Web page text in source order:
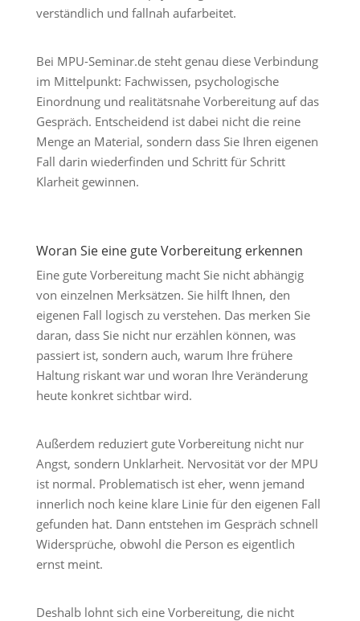
verständlich und fallnah aufarbeitet.
Bei MPU-Seminar.de steht genau diese Verbindung
im Mittelpunkt: Fachwissen, psychologische
Einordnung und realitätsnahe Vorbereitung auf das
Gespräch. Entscheidend ist dabei nicht die reine
Menge an Material, sondern dass Sie Ihren eigenen
Fall darin wiederfinden und Schritt für Schritt
Klarheit gewinnen.
Woran Sie eine gute Vorbereitung erkennen
Eine gute Vorbereitung macht Sie nicht abhängig
von einzelnen Merksätzen. Sie hilft Ihnen, den
eigenen Fall logisch zu verstehen. Das merken Sie
daran, dass Sie nicht nur erzählen können, was
passiert ist, sondern auch, warum Ihre frühere
Haltung riskant war und woran Ihre Veränderung
heute konkret sichtbar wird.
Außerdem reduziert gute Vorbereitung nicht nur
Angst, sondern Unklarheit. Nervosität vor der MPU
ist normal. Problematisch ist eher, wenn jemand
innerlich noch keine klare Linie für den eigenen Fall
gefunden hat. Dann entstehen im Gespräch schnell
Widersprüche, obwohl die Person es eigentlich
ernst meint.
Deshalb lohnt sich eine Vorbereitung, die nicht